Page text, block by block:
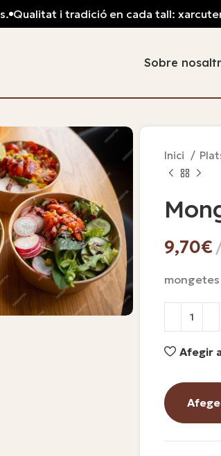
Sobre
Inici
€
Afegir
Qualitat i tradició en cada tall: xarcuteria